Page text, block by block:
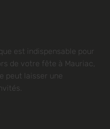
est indispensable pour
de votre fête à Mauriac,
peut laisser une